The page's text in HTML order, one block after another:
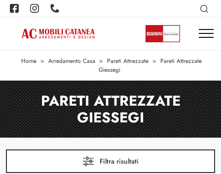
Home > Arredamento Casa > Pareti Attrezzate > Pareti Attrezzate
Giessegi
PARETI ATTREZZATE
GIESSEGI
Filtra risultati